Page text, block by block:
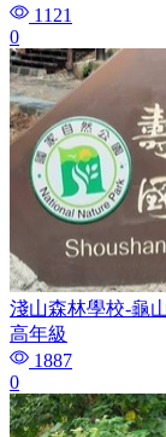
1121
0
淺山森林學校-龜
高年級
1887
0